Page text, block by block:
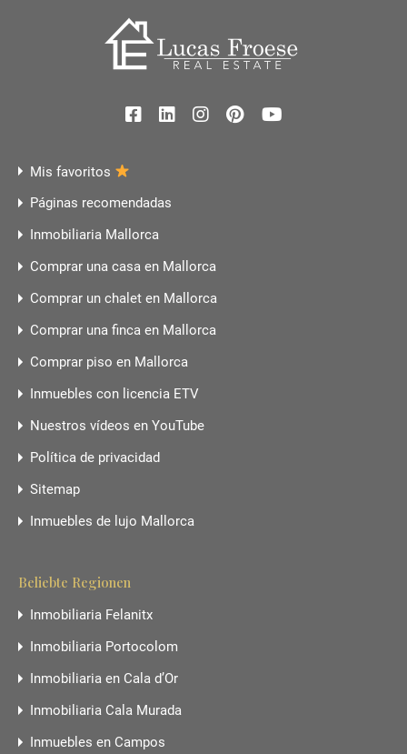
Mis favoritos
Páginas recomendadas
Inmobiliaria Mallorca
Comprar una casa en Mallorca
Comprar un chalet en Mallorca
Comprar una finca en Mallorca
Comprar piso en Mallorca
Inmuebles con licencia ETV
Nuestros vídeos en YouTube
Política de privacidad
Sitemap
Inmuebles de lujo Mallorca
Beliebte Regionen
Inmobiliaria Felanitx
Inmobiliaria Portocolom
Inmobiliaria en Cala d’Or
Inmobiliaria Cala Murada
Inmuebles en Campos